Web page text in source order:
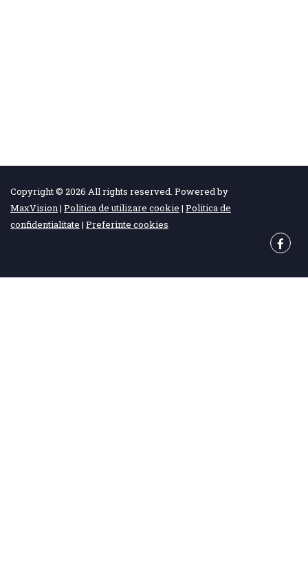
Copyright © 2026 All rights reserved. Powered by
MaxVision| Politica de utilizare cookie | Politica de
confidentialitate | Preferinte cookies